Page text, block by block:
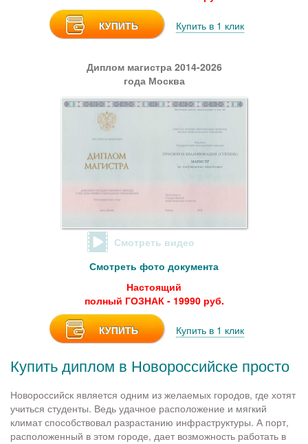
КУПИТЬ Купить в 1 клик
Диплом магистра 2014-2026
года Москва
Смотреть видео
Смотреть фото документа
Настоящий
полный ГОЗНАК - 19990 руб.
КУПИТЬ Купить в 1 клик
Купить диплом в Новороссийске просто
Новороссийск является одним из желаемых городов, где хотят
учиться студенты. Ведь удачное расположение и мягкий
климат способствовал разрастанию инфраструктуры. А порт,
расположенный в этом городе, дает возможность работать в